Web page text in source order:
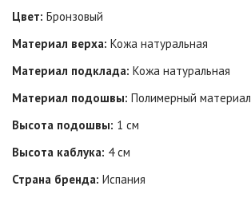
Цвет: Бронзовый
Материал верха: Кожа натуральная
Материал подклада: Кожа натуральная
Материал подошвы: Полимерный материал
Высота подошвы: 1 см
Высота каблука: 4 см
Страна бренда: Испания